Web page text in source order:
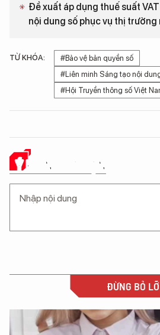
Đề xuất áp dụng thuế suất
nội dung số phục vụ thị trường
TỪ KHÓA:
#Bảo vệ bản quyền số
#Liên minh Sáng tạo nội
#Hội Truyền thông số Việt
Ý KIẾN CỦA BẠN
ĐỪNG BỎ LỠ